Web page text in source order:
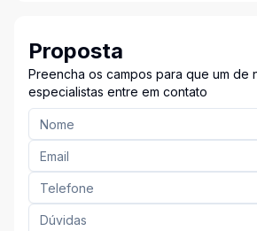
Proposta
Preencha os campos para que um de
especialistas entre em contato